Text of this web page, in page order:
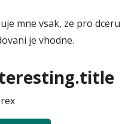
mne vsak, ze pro
je vhodne.